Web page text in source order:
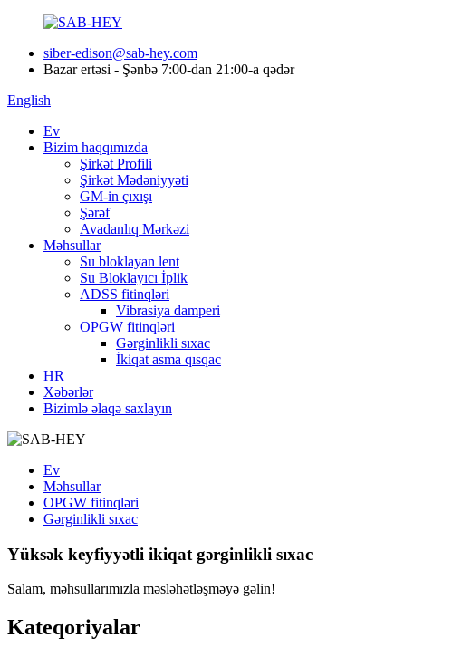
siber-edison@sab-hey.com
Bazar ertəsi - Şənbə 7:00-dan 21:00-a qədər
English
Ev
Bizim haqqımızda
Şirkət Profili
Şirkət Mədəniyyəti
GM-in çıxışı
Şərəf
Avadanlıq Mərkəzi
Məhsullar
Su bloklayan lent
Su Bloklayıcı İplik
ADSS fitinqləri
Vibrasiya damperi
OPGW fitinqləri
Gərginlikli sıxac
İkiqat asma qısqac
HR
Xəbərlər
Bizimlə əlaqə saxlayın
Ev
Məhsullar
OPGW fitinqləri
Gərginlikli sıxac
Yüksək keyfiyyətli ikiqat gərginlikli sıxac
Salam, məhsullarımızla məsləhətləşməyə gəlin!
Kateqoriyalar